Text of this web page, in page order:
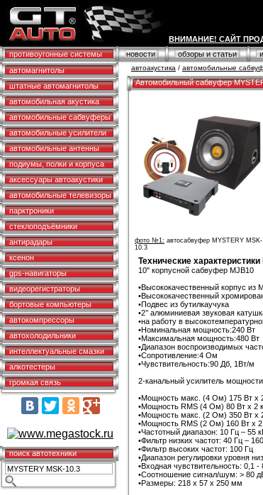
ВНИМАНИЕ! САЙТ
противоугонные системы
новости обзоры и статьи
автомагнитолы
штатные автомагнитолы
автомобильная акустика
автомобильные сабвуферы
автомобильные усилители
автомобильные антенны
подиумы, полки и корпуса
аксессуары автоакустики
автомобильные телевизоры
парктроники
стеклоподъёмники
антирадары
ксенон
gps-навигаторы
видеорегистраторы
бортовые компьютеры
автокомпрессоры
автохолодильники
интеллектуальные смазки
алкотестеры
громкая связь
поиск автотехники
автоакустика / автомобильные
Автомобильный сабвуфер
фото №1: автосабвуфер MYSTERY MSK-
10.3
Технические
10" корпусной сабвуфер MJB10
•Высококачественный корпус из
•Высококачественный
•Подвес из бутилкаучука
•2’’ алюминиевая звуковая
•на работу в
•Номинальная мощность:240 Вт
•Максимальная мощность:480 Вт
•Диапазон воспроизводимых
•Сопротивление:4 Ом
•Чувствительность:90 Дб, 1Вт/м
2-канальный усилитель
•Мощность макс. (4 Ом) 175 Вт х
•Мощность RMS (4 Ом) 80 Вт х 2
•Мощность макс. (2 Ом) 350 Вт х
•Мощность RMS (2 Ом) 160 Вт х 2
•Частотный диапазон: 10 Гц – 55
•Фильтр низких частот: 40 Гц –
•Фильтр высоких частот: 100 Гц
•Диапазон регулировки уровня
•Входная чувствительность: 0,1 -
•Соотношение сигнал/шум: > 80
•Размеры: 218 х 57 х 250 мм